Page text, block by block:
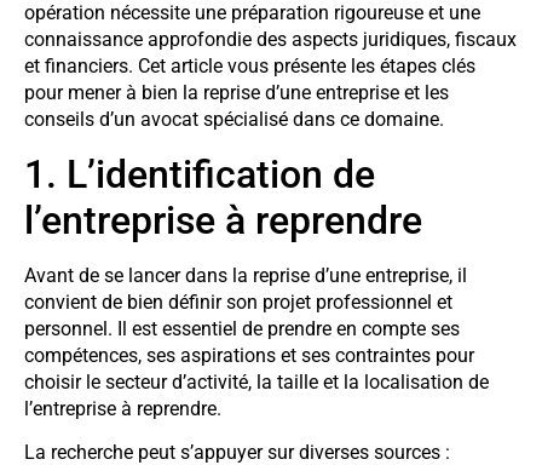
opération nécessite une préparation rigoureuse et une
connaissance approfondie des aspects juridiques, fiscaux
et financiers. Cet article vous présente les étapes clés
pour mener à bien la reprise d’une entreprise et les
conseils d’un avocat spécialisé dans ce domaine.
1. L’identification de
l’entreprise à reprendre
Avant de se lancer dans la reprise d’une entreprise, il
convient de bien définir son projet professionnel et
personnel. Il est essentiel de prendre en compte ses
compétences, ses aspirations et ses contraintes pour
choisir le secteur d’activité, la taille et la localisation de
l’entreprise à reprendre.
La recherche peut s’appuyer sur diverses sources :